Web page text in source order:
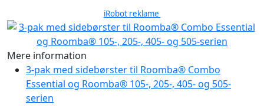
iRobot reklame
Mere information
3-pak med sidebørster til Roomba® Combo
Essential og Roomba® 105-, 205-, 405- og 505-
serien